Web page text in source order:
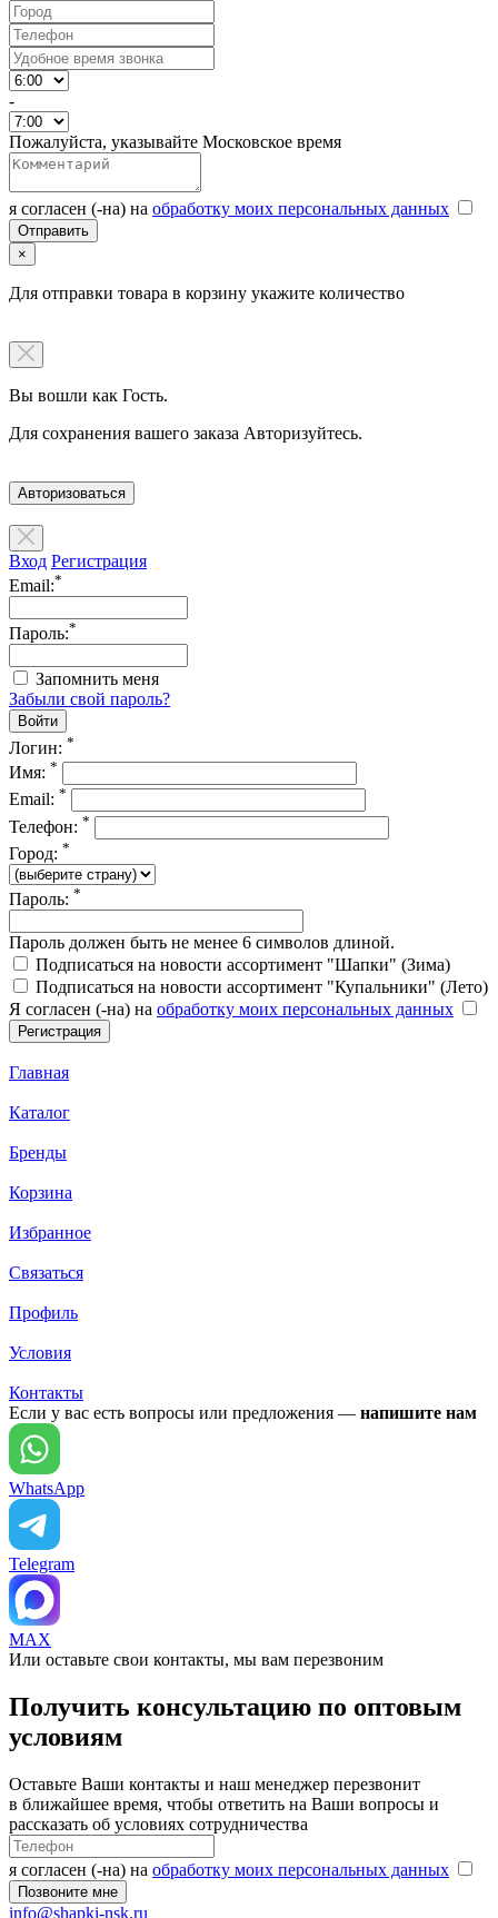
-
Пожалуйста, указывайте Московское время
я согласен (-на) на обработку моих персональных данных
×
Для отправки товара в корзину укажите количество
Вы вошли как Гость.
Для сохранения вашего заказа Авторизуйтесь.
Авторизоваться
Вход Регистрация
Email:*
Пароль:*
Запомнить меня
Забыли свой пароль?
Логин: *
Имя: *
Email: *
Телефон: *
Город: *
Пароль: *
Пароль должен быть не менее 6 символов длиной.
Подписаться на новости ассортимент "Шапки" (Зима)
Подписаться на новости ассортимент "Купальники" (Лето)
Я согласен (-на) на обработку моих персональных данных
Главная
Каталог
Бренды
Корзина
Избранное
Связаться
Профиль
Условия
Контакты
Если у вас есть вопросы или предложения — напишите нам
WhatsApp
Telegram
MAX
Или оставьте свои контакты, мы вам перезвоним
Получить консультацию по оптовым
условиям
Оставьте Ваши контакты и наш менеджер перезвонит
в ближайшее время, чтобы ответить на Ваши вопросы и
рассказать об условиях сотрудничества
я согласен (-на) на обработку моих персональных данных
info@shapki-nsk.ru